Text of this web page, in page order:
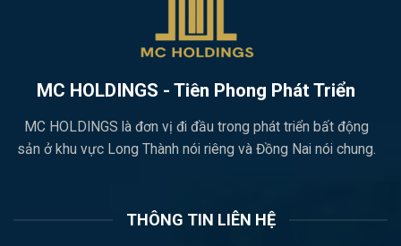
MC HOLDINGS - Tiên Phong Phát Triển
MC HOLDINGS là đơn vị đi đầu trong phát triển bất động
sản ở khu vực Long Thành nói riêng và Đồng Nai nói chung.
THÔNG TIN LIÊN HỆ